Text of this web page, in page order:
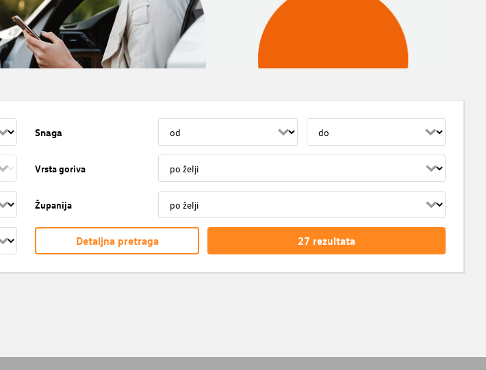
Snaga
Vrsta goriva
Županija
Detaljna pretraga 27 rezultata